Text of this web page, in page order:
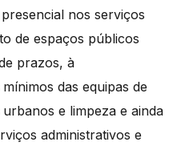
nos serviços
de espaços públicos
prazos, à
das equipas de
e limpeza e ainda
administrativos e